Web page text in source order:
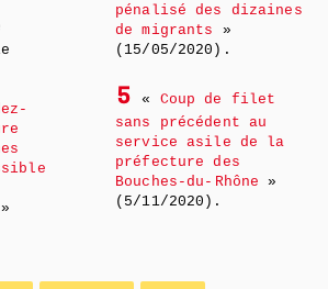
»
pénalisé des dizaines
de migrants »
(15/05/2020).
5 « Coup de filet
sans précédent au
service asile de la
préfecture des
Bouches-du- Rhône »
(5/11/2020).